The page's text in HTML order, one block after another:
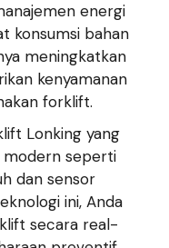
energi
konsumsi bahan
meningkatkan
kenyamanan
forklift.
Lonking yang
modern seperti
dan sensor
ini, Anda
secara real-